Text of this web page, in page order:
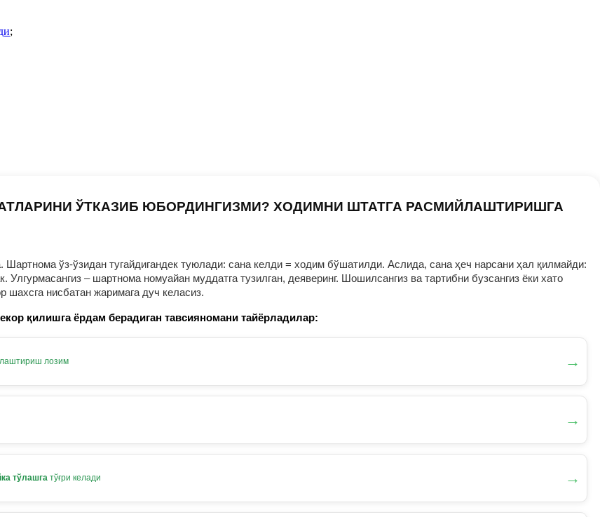
;
ЎТКАЗИБ ЮБОРДИНГИЗМИ? ХОДИМНИ ШТАТГА РАСМИЙЛАШТИРИШГА
ўз-ўзидан тугайдигандек туюлади: сана келди = ходим бўшатилди. Аслида, сана ҳеч нарсани ҳал қилмайди:
– шартнома номуайан муддатга тузилган, деяверинг. Шошилсангиз ва тартибни бузсангиз ёки хато
шахсга нисбатан жаримага дуч келасиз.
қилишга ёрдам берадиган тавсияномани тайёрладилар:
лозим →
→
тўлашга тўғри келади →